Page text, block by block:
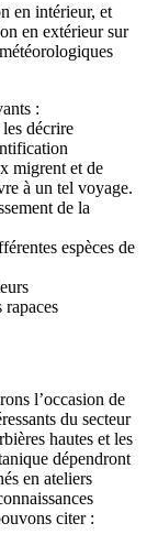
en intérieur, et
en extérieur sur
:
décrire
migrent et de
à un tel voyage.
de la
espèces de
rapaces
l’occasion de
du secteur
hautes et les
dépendront
en ateliers
citer :